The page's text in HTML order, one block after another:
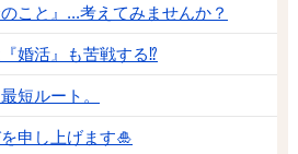
こと』...考えてみませんか？
婚活』も苦戦する⁉
短ルート。
申し上げます🎍